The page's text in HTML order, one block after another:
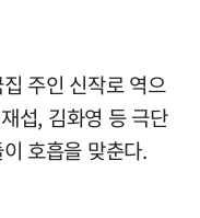
주인 신작로 역으
섭, 김화영 등 극단
호흡을 맞춘다.